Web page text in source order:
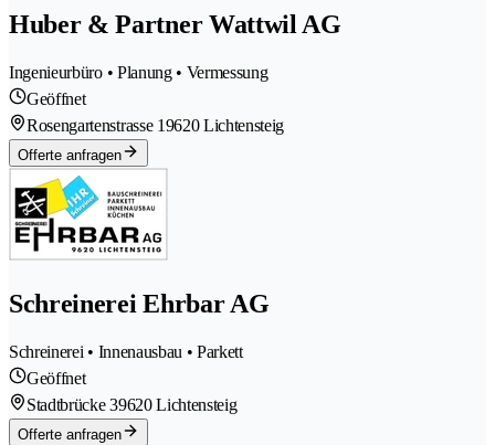
Huber & Partner Wattwil AG
Ingenieurbüro • Planung • Vermessung
Geöffnet
Rosengartenstrasse 19620 Lichtensteig
Offerte anfragen
Schreinerei Ehrbar AG
Schreinerei • Innenausbau • Parkett
Geöffnet
Stadtbrücke 39620 Lichtensteig
Offerte anfragen